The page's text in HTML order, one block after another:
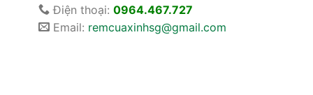
Điện thoại: 0964.467.727
Email: remcuaxinhsg@gmail.com